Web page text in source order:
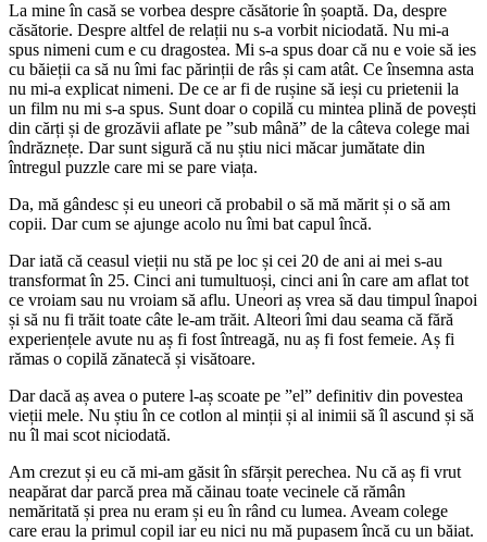
La mine în casă se vorbea despre căsătorie în șoaptă. Da, despre
căsătorie. Despre altfel de relații nu s-a vorbit niciodată. Nu mi-a
spus nimeni cum e cu dragostea. Mi s-a spus doar că nu e voie să ies
cu băieții ca să nu îmi fac părinții de râs și cam atât. Ce însemna asta
nu mi-a explicat nimeni. De ce ar fi de rușine să ieși cu prietenii la
un film nu mi s-a spus. Sunt doar o copilă cu mintea plină de povești
din cărți și de grozăvii aflate pe ”sub mână” de la câteva colege mai
îndrăznețe. Dar sunt sigură că nu știu nici măcar jumătate din
întregul puzzle care mi se pare viața.
Da, mă gândesc și eu uneori că probabil o să mă mărit și o să am
copii. Dar cum se ajunge acolo nu îmi bat capul încă.
Dar iată că ceasul vieții nu stă pe loc și cei 20 de ani ai mei s-au
transformat în 25. Cinci ani tumultuoși, cinci ani în care am aflat tot
ce vroiam sau nu vroiam să aflu. Uneori aș vrea să dau timpul înapoi
și să nu fi trăit toate câte le-am trăit. Alteori îmi dau seama că fără
experiențele avute nu aș fi fost întreagă, nu aș fi fost femeie. Aș fi
rămas o copilă zănatecă și visătoare.
Dar dacă aș avea o putere l-aș scoate pe ”el” definitiv din povestea
vieții mele. Nu știu în ce cotlon al minții și al inimii să îl ascund și să
nu îl mai scot niciodată.
Am crezut și eu că mi-am găsit în sfărșit perechea. Nu că aș fi vrut
neapărat dar parcă prea mă căinau toate vecinele că rămân
nemăritată și prea nu eram și eu în rând cu lumea. Aveam colege
care erau la primul copil iar eu nici nu mă pupasem încă cu un băiat.